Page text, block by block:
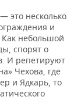
это несколько
и
небольшой
спорят о
И репетируют
Чехова, где
и Ядкарь, то